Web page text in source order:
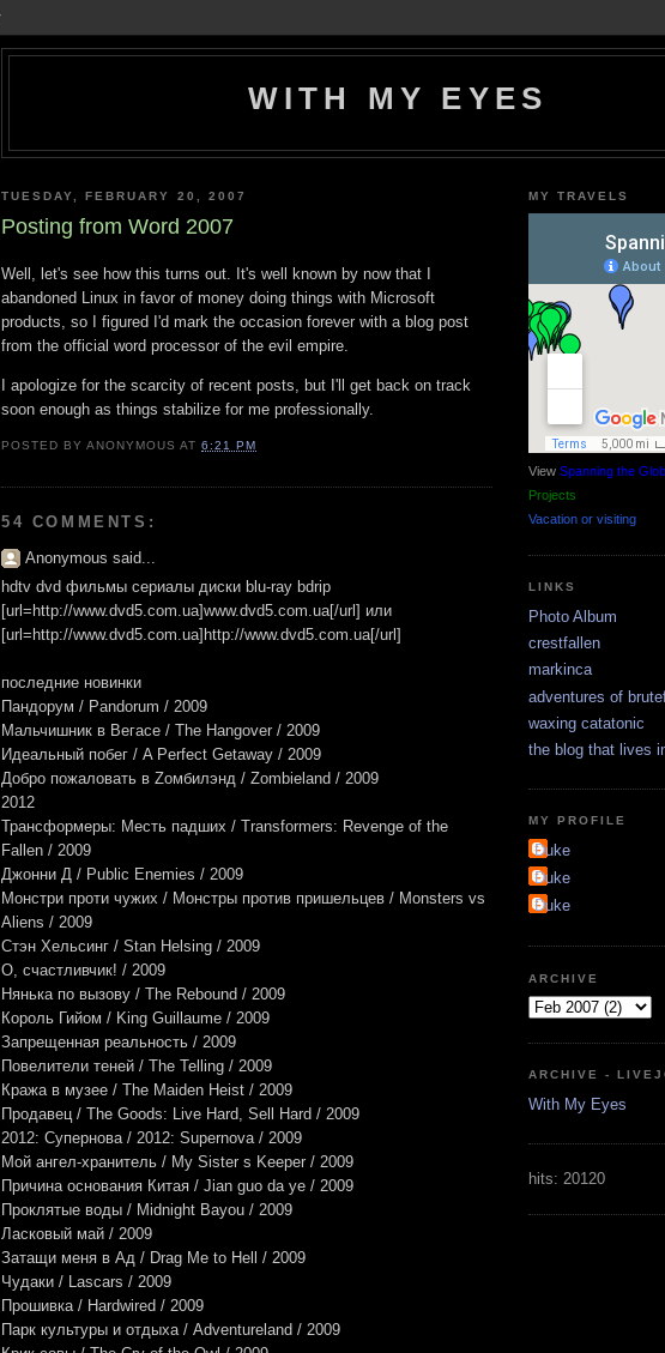
WITH MY EYES
TUESDAY, FEBRUARY 20, 2007
Posting from Word 2007
Well, let's see how this turns out. It's well known by now that I
abandoned Linux in favor of money doing things with Microsoft
products, so I figured I'd mark the occasion forever with a blog post
from the official word processor of the evil empire.
I apologize for the scarcity of recent posts, but I'll get back on track
soon enough as things stabilize for me professionally.
POSTED BYANONYMOUS AT6:21 PM
54 COMMENTS:
Anonymous said...
hdtv dvd фильмы сериалы диски blu-ray bdrip
[url=http://www.dvd5.com.ua]www.dvd5.com.ua[/url] или
[url=http://www.dvd5.com.ua]http://www.dvd5.com.ua[/url]
последние новинки
Пандорум / Pandorum / 2009
Мальчишник в Вегасе / The Hangover / 2009
Идеальный побег / A Perfect Getaway / 2009
Добро пожаловать в Zомбилэнд / Zombieland / 2009
2012
Трансформеры: Месть падших / Transformers: Revenge of the
Fallen / 2009
Джонни Д / Public Enemies / 2009
Монстри проти чужих / Монстры против пришельцев / Monsters vs
Aliens / 2009
Стэн Хельсинг / Stan Helsing / 2009
О, счастливчик! / 2009
Нянька по вызову / The Rebound / 2009
Король Гийом / King Guillaume / 2009
Запрещенная реальность / 2009
Повелители теней / The Telling / 2009
Кража в музее / The Maiden Heist / 2009
Продавец / The Goods: Live Hard, Sell Hard / 2009
2012: Супернова / 2012: Supernova / 2009
Мой ангел-хранитель / My Sister s Keeper / 2009
Причина основания Китая / Jian guo da ye / 2009
Проклятые воды / Midnight Bayou / 2009
Ласковый май / 2009
Затащи меня в Ад / Drag Me to Hell / 2009
Чудаки / Lascars / 2009
Прошивка / Hardwired / 2009
Парк культуры и отдыха / Adventureland / 2009
MY TRAVELS
View Spanning the
Projects
Vacation or visiting
LINKS
Photo Album
crestfallen
markinca
adventures of
waxing catatonic
the blog that lives
MY PROFILE
Duke
Duke
Duke
ARCHIVE
ARCHIVE -
With My Eyes
hits: 20120